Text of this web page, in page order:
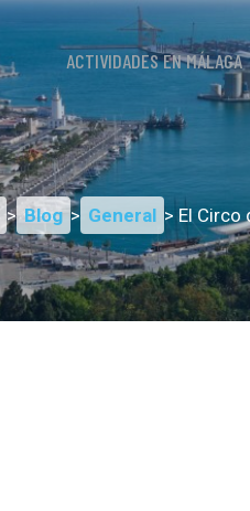
ACTIVIDADES EN MÁLAGA
> Blog > General > El Circo